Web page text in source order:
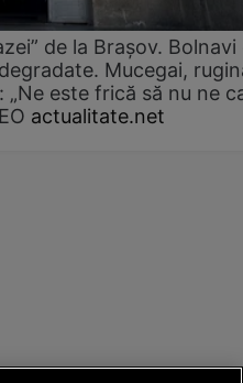
de la Brașov. Bolnavi
Mucegai,
este frică să nu ne
actualitate.net